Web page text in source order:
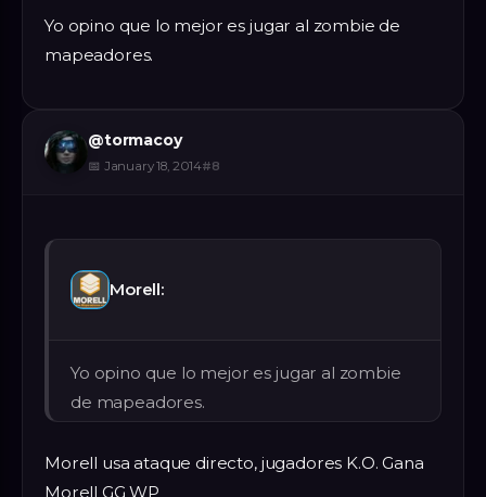
Yo opino que lo mejor es jugar al zombie de
mapeadores.
@tormacoy
📅 January 18, 2014#8
Morell:
Yo opino que lo mejor es jugar al zombie
de mapeadores.
Morell usa ataque directo, jugadores K.O. Gana
Morell GG WP